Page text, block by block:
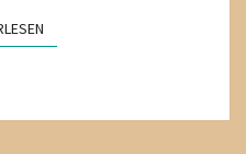
WEITERLESEN